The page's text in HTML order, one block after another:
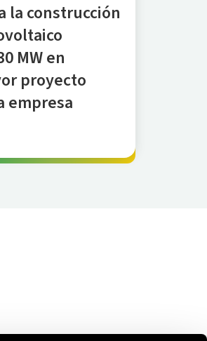
la construcción
MW en
proyecto
empresa